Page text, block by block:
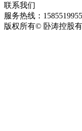
联系我们
服务热线：
版权所有© 卧涛控股